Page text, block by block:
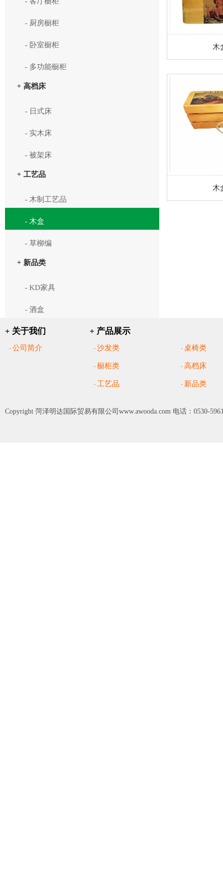
- 厨房橱柜
- 卧室橱柜
- 多功能橱柜
+ 高档床
- 日式床
- 实木床
- 被架床
+ 工艺品
- 木制工艺品
- 木盒
- 草柳编
+ 新品类
- KD家具
- 酒盒
木
木
+ 关于我们
- 公司简介
+ 产品展示
- 沙发类 - 桌椅类
- 橱柜类 - 高档床
- 工艺品 - 新品类
Copyright 菏泽明达国际贸易有限公司www.awooda.com 电话：0530-